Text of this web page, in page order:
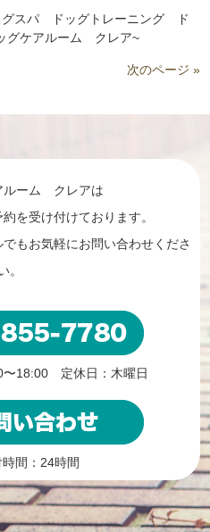
スパ ドッグトレーニング ド
グケアルーム クレア~
次のページ »
ルーム クレアは
を受け付けております。
もお気軽にお問い合わせくださ
。
〜18:00 定休日：木曜日
時間：24時間